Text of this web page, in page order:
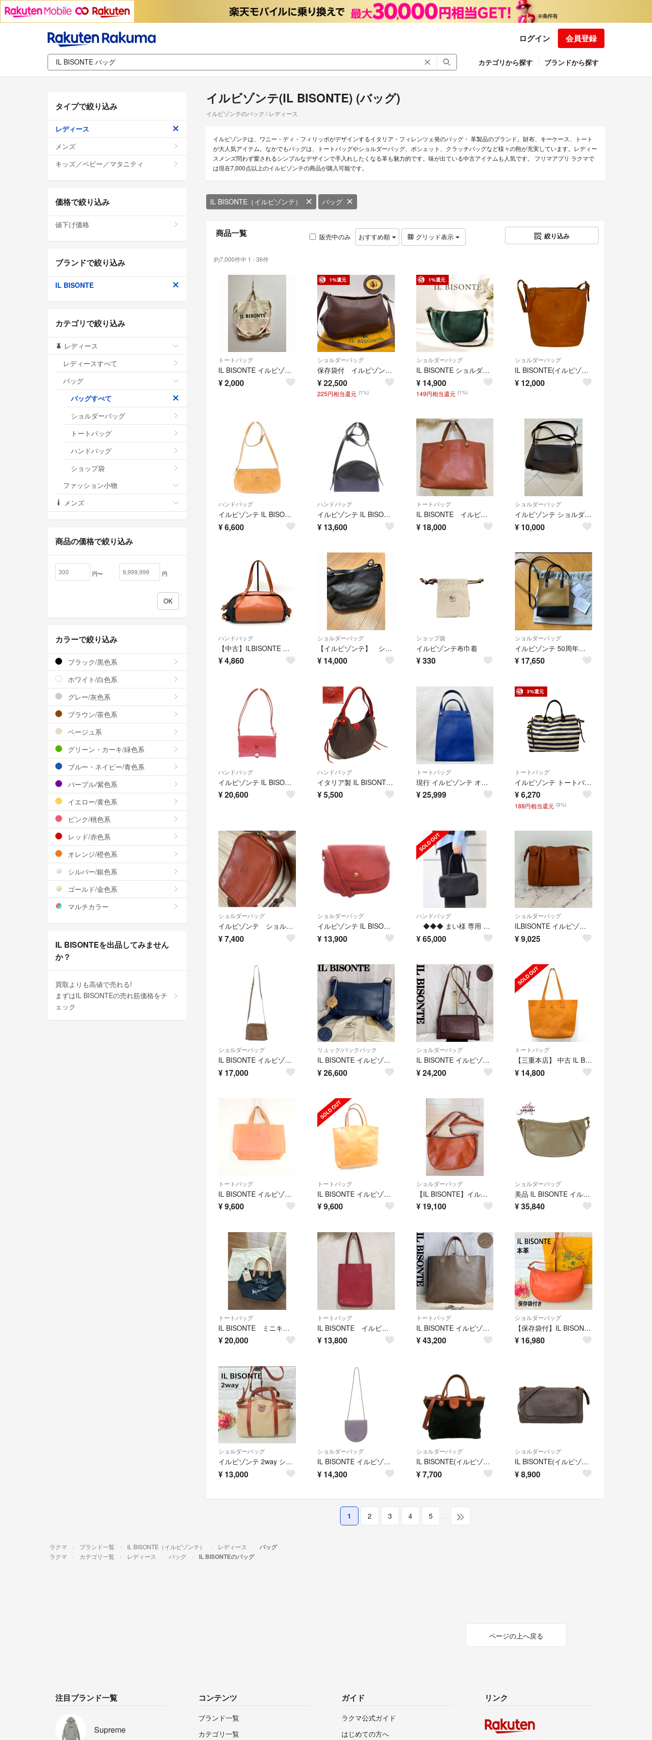
ログイン 会員登録
カテゴリから探す ブランドから探す
イルビゾンテ(IL BISONTE) (バッグ)
イルビゾンテのバッグ / レディース
イルビゾンテは、ワニー・ディ・フィリッポがデザインするイタリア・フィレンツェ発のバッグ・ 革製品のブランド。財布、キーケース、トート
が大人気アイテム。なかでもバッグは、トートバッグやショルダーバッグ、ポシェット、クラッチバッグなど様々の鞄が充実しています。レディー
スメンズ問わず愛されるシンプルなデザインで手入れしたくなる革も魅力的です。味が出ている中古アイテムも人気です。 フリマアプリ ラクマで
は現在7,000点以上のイルビゾンテの商品が購入可能です。
IL BISONTE（イルビゾンテ） バッグ
商品一覧 販売中のみ おすすめ順 グリッド表示 絞り込み
約7,000件中 1 - 36件
トートバッグ
IL BISONTE イルビゾンテ キャンバス トートバッグ 2WAY
¥2,000
1%還元
ショルダーバッグ
保存袋付 イルビゾンテ ロゴ型押し ターンロック オールレザー ショルダーバッグ
¥22,500
225円相当還元 (1%)
1%還元
ショルダーバッグ
IL BISONTE ショルダーバッグ レザー ハーフムーン三日月 グリーン
¥ 14,900
149円相当還元 (1%)
ショルダーバッグ
IL BISONTE(イルビゾンテ) ショルダーバッグ - ブラウン レザー
¥ 12,000
ハンドバッグ
イルビゾンテ IL BISONTE BAG
¥6,600
ハンドバッグ
イルビゾンテ IL BISONTE BAG
¥ 13,600
トートバッグ
IL BISONTE イルビゾンテ トートバッグ
¥ 18,000
ショルダーバッグ
イルビゾンテ ショルダーバッグ IL BISONTE 美品
¥ 10,000
ハンドバッグ
【中古】ILBISONTE イルビゾンテ ロゴ レザー ハンド バッグ fY02255A
¥4,860
ショルダーバッグ
【イルビゾンテ】 ショルダーバッグ ブラック
¥ 14,000
ショップ袋
イルビゾンテ布巾着
¥330
ショルダーバッグ
イルビゾンテ 50周年記念モデル レザー 2way ミニショルダーバッグ 手提げ レザー イルビゾンテ 2way
¥ 17,650
ハンドバッグ
イルビゾンテ IL BISONTE BAG
¥20,600
ハンドバッグ
イタリア製 IL BISONTE / イルビゾンテ ラウンドリボン レザー&キャンバス トートバッグ(定価約2万円)【中古】
¥5,500
トートバッグ
現行 イルビゾンテ オールレザー トート ハンドバッグ 青 希少色
¥25,999
3%還元
トートバッグ
イルビゾンテ トートバッグ レディース IL BISONTE
¥6,270
188円相当還元 (3%)
ショルダーバッグ
イルビゾンテ ショルダーバッグ ポーチ ブラウン
¥7,400
ショルダーバッグ
イルビゾンテ IL BISONTE ショルダーバッグ レザー 赤 レッド
¥ 13,900
ハンドバッグ
◆◆◆ まい様 専用 ◆◆◆
¥65,000
ショルダーバッグ
ILBISONTE イルビゾンテ ショルダーバッグ ショルダーポーチ レザー
¥9,025
ショルダーバッグ
IL BISONTE イルビゾンテ ショルダーバッグ 茶 【古着】【中古】【送料無料】
¥ 17,000
リュック/バックパック
IL BISONTE イルビゾンテ ロゴ レザー リュック バックパック タグ付
¥26,600
ショルダーバッグ
IL BISONTE イルビゾンテ ロゴ フラップ ショルダーバッグ ブラウン
¥24,200
トートバッグ
【三重本店】 中古 IL BISONTE | イルビゾンテ トートバッグ レザー キャメル 【121】
¥ 14,800
トートバッグ
IL BISONTE イルビゾンテ トートバッグ 鞄 カバン AN3789
¥9,600
トートバッグ
IL BISONTE イルビゾンテ トートバッグ 鞄 カバン AN3788
¥9,600
ショルダーバッグ
【IL BISONTE】イルビゾンテ ショルダーバッグ ハーフムーン レザー
¥ 19,100
ショルダーバッグ
美品 IL BISONTE イルビゾンテ スタンダードコレクション グレー グレージュ ゴールド金具 レザー ショルダーバッグ レディース 603700 【中古】
¥35,840
トートバッグ
IL BISONTE ミニキャンバストートバッグ
¥20,000
トートバッグ
IL BISONTE イルビゾンテ トートバッグ レザー
¥ 13,800
トートバッグ
IL BISONTE イルビゾンテ ロゴ レザー トートバッグ グレージュ A4
¥43,200
ショルダーバッグ
【保存袋付】IL BISONTE イルビゾンテ ショルダーバッグ 三日月 ハーフムーン ヤキヌメ 本革
¥ 16,980
ショルダーバッグ
イルビゾンテ 2way ショルダーバッグ キャンバス レザー ベージュ ブラウン
¥ 13,000
ショルダーバッグ
IL BISONTE イルビゾンテ ショルダーバッグ 紫 【古着】【中古】【送料無料】
¥ 14,300
ショルダーバッグ
IL BISONTE(イルビゾンテ) ショルダーバッグ - 黒×ダークブラウン 2way レザー
¥7,700
ショルダーバッグ
IL BISONTE(イルビゾンテ) ショルダーバッグ - ダークブラウン レザー
¥8,900
1 2 3 4 5 …
タイプで絞り込み
レディース
メンズ
キッズ／ベビー／マタニティ
価格で絞り込み
値下げ価格
ブランドで絞り込み
IL BISONTE
カテゴリで絞り込み
レディース
レディースすべて
バッグ
バッグすべて
ショルダーバッグ
トートバッグ
ハンドバッグ
ショップ袋
ファッション小物
メンズ
商品の価格で絞り込み
円〜 円
カラーで絞り込み
ブラック/黒色系
ホワイト/白色系
グレー/灰色系
ブラウン/茶色系
ベージュ系
グリーン・カーキ/緑色系
ブルー・ネイビー/青色系
パープル/紫色系
イエロー/黄色系
ピンク/桃色系
レッド/赤色系
オレンジ/橙色系
シルバー/銀色系
ゴールド/金色系
マルチカラー
IL BISONTEを出品してみません
か？
買取よりも高値で売れる!
まずはIL BISONTEの売れ筋価格をチ
ェック
ラクマ ブランド一覧 IL BISONTE（イルビゾンテ） レディース バッグ
ラクマ カテゴリ一覧 レディース バッグ IL BISONTEのバッグ
ページの上へ戻る
注目ブランド一覧
Supreme
コンテンツ
ブランド一覧
カテゴリ一覧
ガイド
ラクマ公式ガイド
はじめての方へ
リンク